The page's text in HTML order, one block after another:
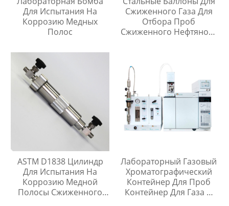
Для Испытания На
Коррозию Медных
Полос
Сжиженного Газа Для
Отбора Проб
Сжиженного Нефтяного
ASTM D1838 Цилиндр
Для Испытания На
Коррозию Медной
Полосы Сжиженного
Лабораторный Газовый
Хроматографический
Контейнер Для Проб
Контейнер Для Газа И